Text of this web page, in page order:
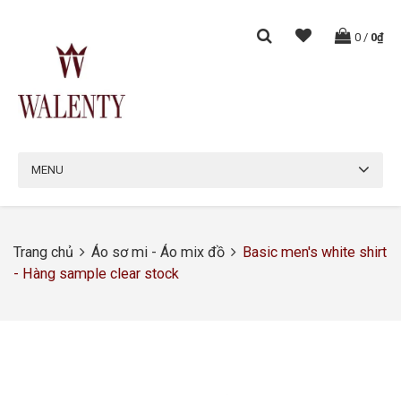
0 / 0₫
MENU
Trang chủ Áo sơ mi - Áo mix đồ
Basic men's white shirt
- Hàng sample clear stock